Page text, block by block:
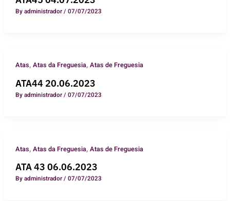
Byadministrador/07/07/2023
Atas, Atas da Freguesia, Atas de Freguesia
ATA44 20.06.2023
Byadministrador/07/07/2023
Atas, Atas da Freguesia, Atas de Freguesia
ATA 43 06.06.2023
Byadministrador/07/07/2023